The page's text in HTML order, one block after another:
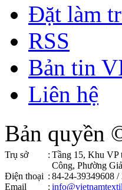
Đặt làm
RSS
Bản tin
Liên hệ
Bản quyền
Trụ sở : Tầng 15, Khu VP
Công, Phường
Điện thoại : 84-24-39349608 /
Email
: